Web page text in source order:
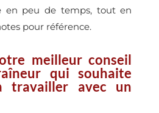
en peu de temps, tout en
pour référence.
meilleur conseil
qui souhaite
travailler avec un